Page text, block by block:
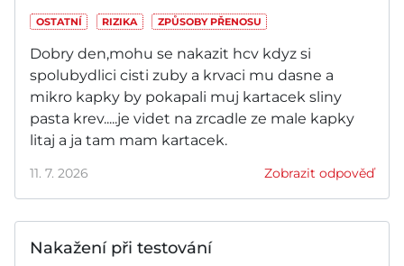
OSTATNÍ RIZIKA ZPŮSOBY PŘENOSU
Dobry den,mohu se nakazit hcv kdyz si
spolubydlici cisti zuby a krvaci mu dasne a
mikro kapky by pokapali muj kartacek sliny
pasta krev.....je videt na zrcadle ze male kapky
litaj a ja tam mam kartacek.
11. 7. 2026 Zobrazit odpověď
Nakažení při testování